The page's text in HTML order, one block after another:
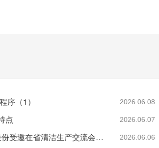
序（1） 2026.06.08
点 2026.06.07
聚焦绿色工厂建设，鑫钻股份受邀在省清洁生产交流会分享空压节能新技术 2026.06.06